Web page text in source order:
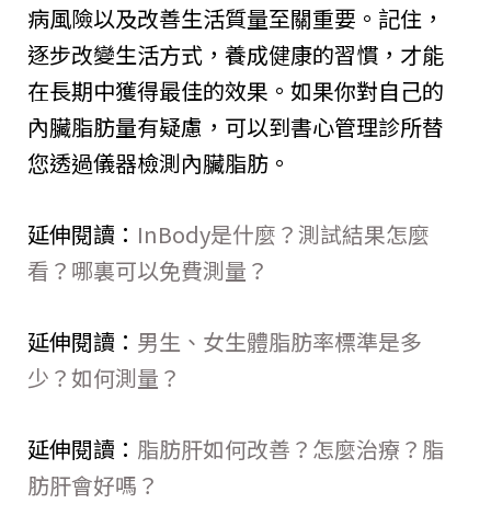
病風險以及改善生活質量至關重要。記住，
逐步改變生活方式，養成健康的習慣，才能
在長期中獲得最佳的效果。如果你對自己的
內臟脂肪量有疑慮，可以到書心管理診所替
您透過儀器檢測內臟脂肪。
延伸閱讀： InBody是什麼？測試結果怎麼
看？哪裏可以免費測量？
延伸閱讀： 男生、女生體脂肪率標準是多
少？如何測量？
延伸閱讀： 脂肪肝如何改善？怎麼治療？脂
肪肝會好嗎？